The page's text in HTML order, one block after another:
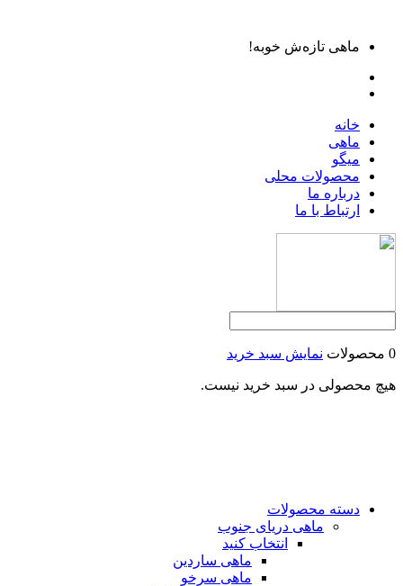
ماهی تازه‌ش خوبه!
خانه
ماهی
میگو
محصولات محلی
درباره ما
ارتباط با ما
0 محصولات نمایش سبد خرید
هیچ محصولی در سبد خرید نیست.
دسته محصولات
ماهی دریای جنوب
انتخاب کنید
ماهی ساردین
ماهی سرخو